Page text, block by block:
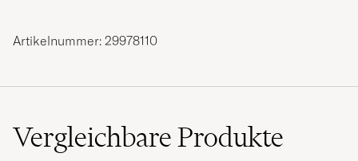
Artikelnummer: 29978110
VergleichbareProdukte